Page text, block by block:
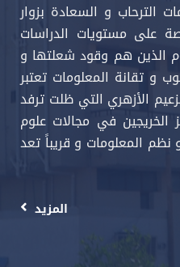
الترحاب و السعادة بزوار
على مستويات الدراسات
الذين هم وقود شعلتها و
و تقانة المعلومات تعتبر
الأزهري التي ظلت ترفد
في مجالات علوم
نظم المعلومات و قريباً تعد
المزيد